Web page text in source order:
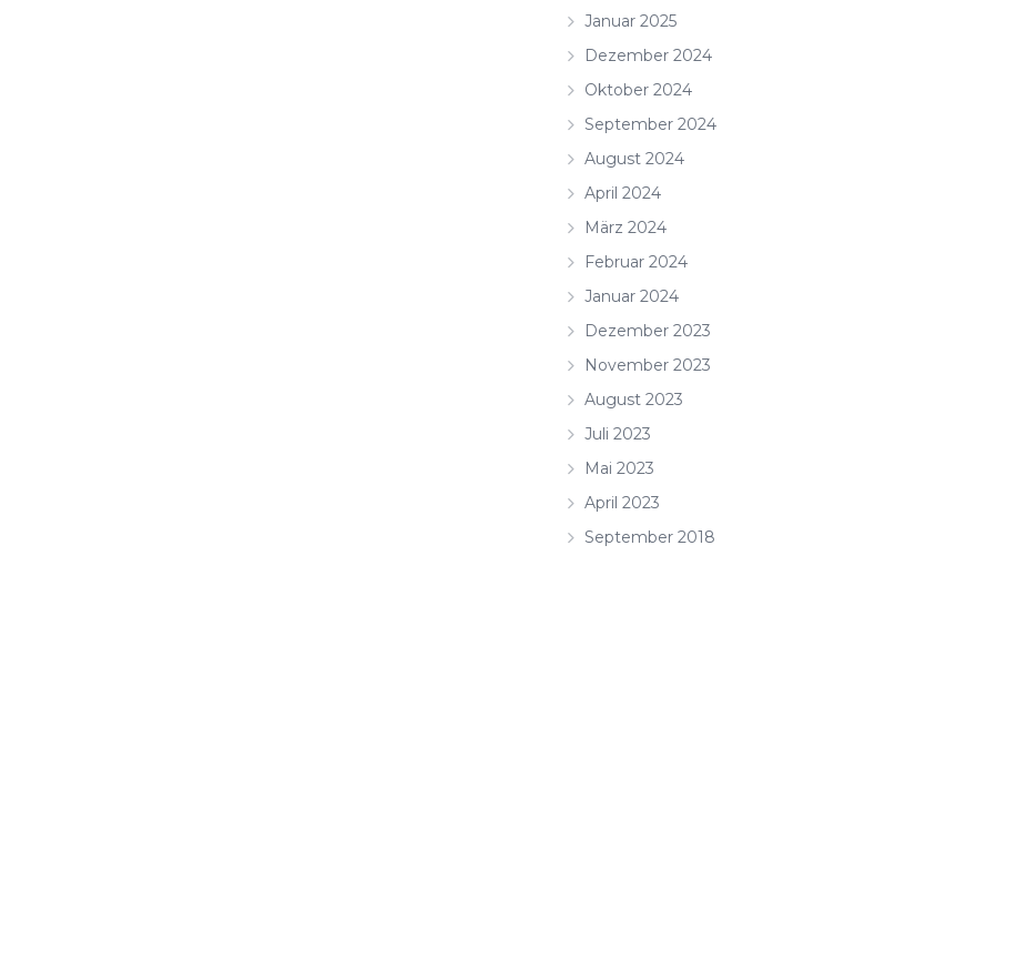
Januar 2025
Dezember 2024
Oktober 2024
September 2024
August 2024
April 2024
März 2024
Februar 2024
Januar 2024
Dezember 2023
November 2023
August 2023
Juli 2023
Mai 2023
April 2023
September 2018